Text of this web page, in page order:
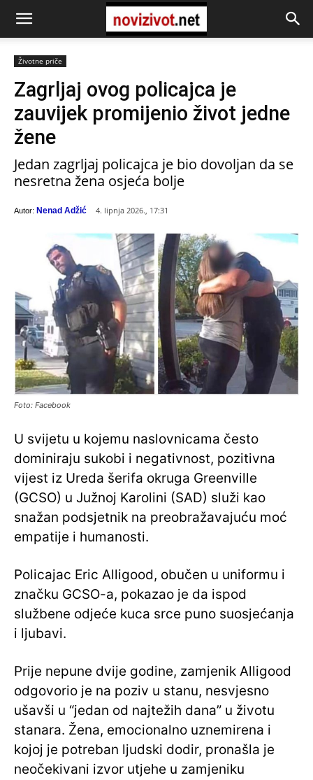
Životne priče
Zagrljaj ovog policajca je
zauvijek promijenio život jedne
žene
Jedan zagrljaj policajca je bio dovoljan da se
nesretna žena osjeća bolje
Autor: Nenad Adžić 4. lipnja 2026., 17:31
Foto: Facebook
U svijetu u kojemu naslovnicama često
dominiraju sukobi i negativnost, pozitivna
vijest iz Ureda šerifa okruga Greenville
(GCSO) u Južnoj Karolini (SAD) služi kao
snažan podsjetnik na preobražavajuću moć
empatije i humanosti.
Policajac Eric Alligood, obučen u uniformu i
značku GCSO-a, pokazao je da ispod
službene odjeće kuca srce puno suosjećanja
i ljubavi.
Prije nepune dvije godine, zamjenik Alligood
odgovorio je na poziv u stanu, nesvjesno
ušavši u “jedan od najtežih dana” u životu
stanara. Žena, emocionalno uznemirena i
kojoj je potreban ljudski dodir, pronašla je
neočekivani izvor utjehe u zamjeniku